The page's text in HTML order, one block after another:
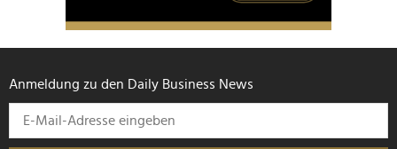
Anmeldung zu den Daily Business News